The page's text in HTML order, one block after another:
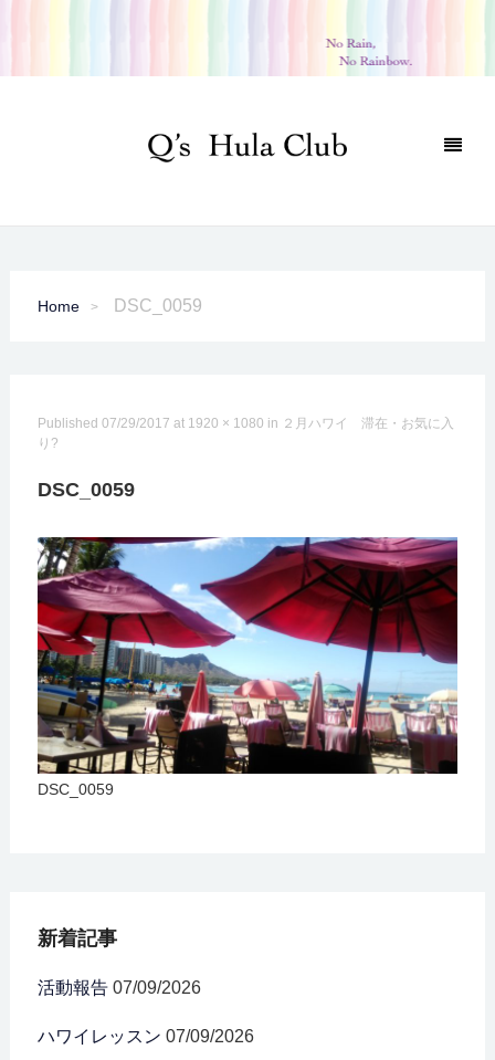
Home DSC_0059
Published 07/29/2017 at 1920 × 1080 in ２月ハワイ 滞在・お気に入
り?
DSC_0059
DSC_0059
新着記事
活動報告 07/09/2026
ハワイレッスン 07/09/2026